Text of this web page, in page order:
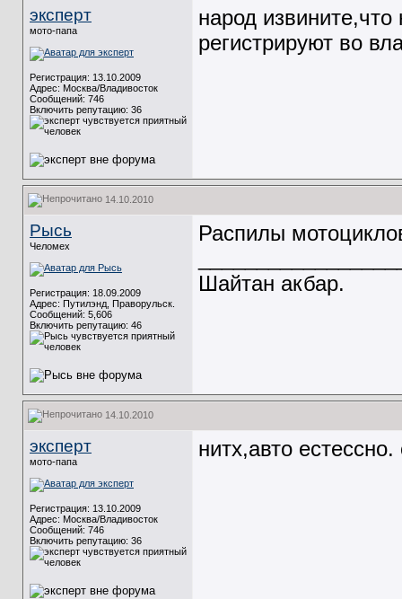
эксперт
мото-папа
Регистрация: 13.10.2009
Адрес: Москва/Владивосток
Сообщений: 746
Включить репутацию: 36
народ
регистрируют во
14.10.2010
Рысь
Челомех
Регистрация: 18.09.2009
Адрес: Путилэнд, Праворульск.
Сообщений: 5,606
Включить репутацию: 46
Распилы
Шайтан акбар.
14.10.2010
эксперт
мото-папа
Регистрация: 13.10.2009
Адрес: Москва/Владивосток
Сообщений: 746
Включить репутацию: 36
нитх,авто